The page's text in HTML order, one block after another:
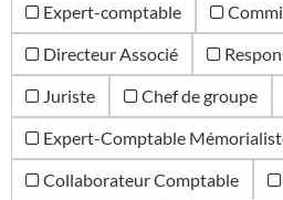
Expert-comptable
Directeur Associé
Juriste
Chef de groupe
Expert-Comptable
Collaborateur Comptable